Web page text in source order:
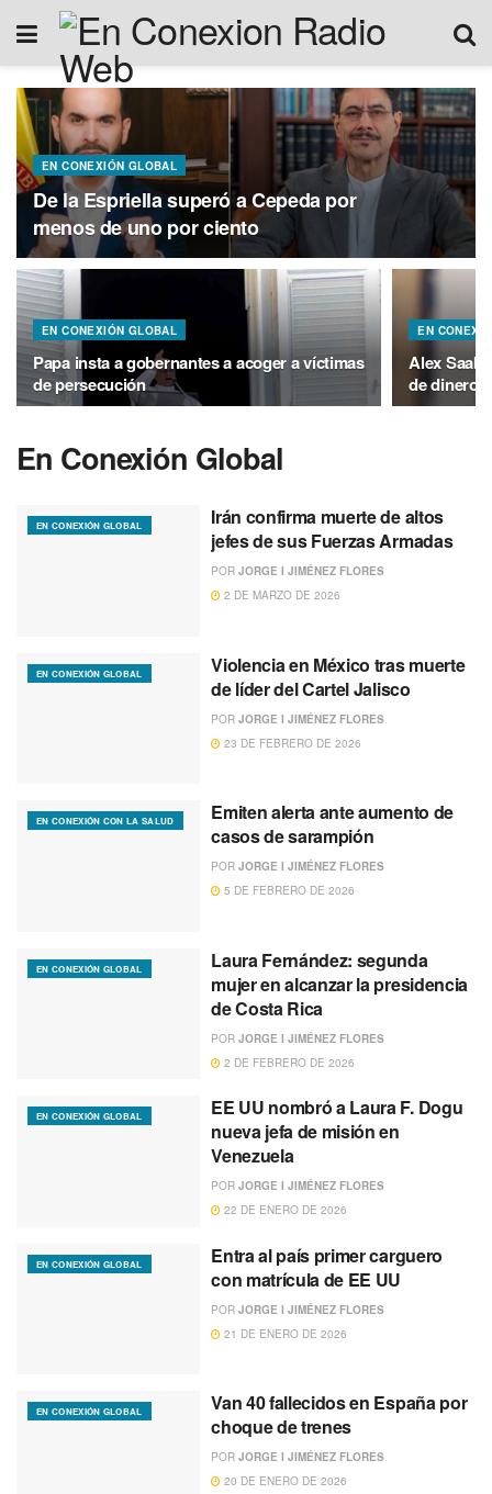
EN CONEXIÓN GLOBAL
De la Espriella superó a Cepeda por
menos de uno por ciento
EN CONEXIÓN GLOBAL
Papa insta a gobernantes a acoger a víctimas
de persecución
EN
Alex Saab
de dinero
En Conexión Global
EN CONEXIÓN GLOBAL
Irán confirma muerte de altos
jefes de sus Fuerzas Armadas
POR JORGE I JIMÉNEZ FLORES
2 DE MARZO DE 2026
EN CONEXIÓN GLOBAL
Violencia en México tras muerte
de líder del Cartel Jalisco
POR JORGE I JIMÉNEZ FLORES
23 DE FEBRERO DE 2026
EN CONEXIÓN CON LA SALUD
Emiten alerta ante aumento de
casos de sarampión
POR JORGE I JIMÉNEZ FLORES
5 DE FEBRERO DE 2026
EN CONEXIÓN GLOBAL
Laura Fernández: segunda
mujer en alcanzar la presidencia
de Costa Rica
POR JORGE I JIMÉNEZ FLORES
2 DE FEBRERO DE 2026
EN CONEXIÓN GLOBAL
EE UU nombró a Laura F. Dogu
nueva jefa de misión en
Venezuela
POR JORGE I JIMÉNEZ FLORES
22 DE ENERO DE 2026
EN CONEXIÓN GLOBAL
Entra al país primer carguero
con matrícula de EE UU
POR JORGE I JIMÉNEZ FLORES
21 DE ENERO DE 2026
EN CONEXIÓN GLOBAL
Van 40 fallecidos en España por
choque de trenes
POR JORGE I JIMÉNEZ FLORES
20 DE ENERO DE 2026